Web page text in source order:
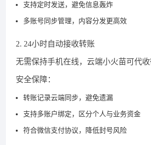
支持定时发送，避免信息轰炸
多账号同步管理，内容分发更高效
2. 24小时自动接收转账
无需保持手机在线，云端小火苗可代
安全保障：
转账记录云端同步，避免遗漏
支持多账户绑定，区分个人与业务资金
符合微信支付协议，降低封号风险